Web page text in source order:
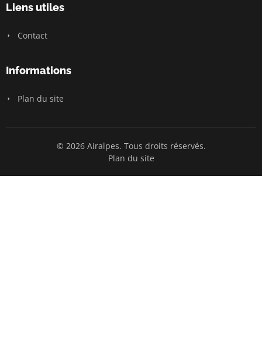
Liens utiles
Contact
Informations
Plan du site
© 2026 Airalpes. Tous droits réservés.
Plan du site